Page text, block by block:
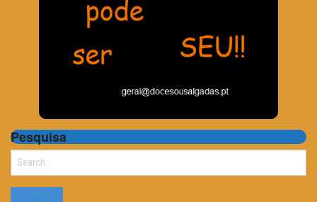
Pesquisa
Search